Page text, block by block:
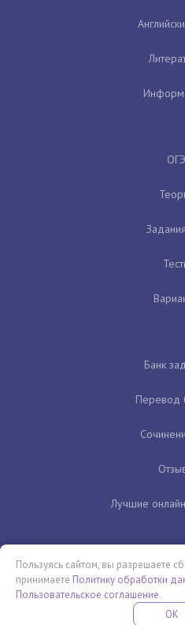
ОГЭ
Банк
Перевод
Лучшие
Бесплатная летняя
Пользуясь сайтом, вы разрешаете
принимаете Политику обработки
Пользовательское соглашение.
OK